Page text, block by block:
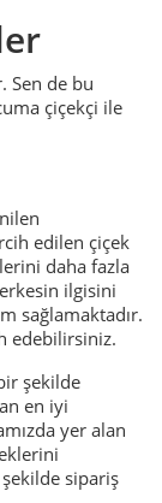
Sen de bu
çiçekçi ile
edilen çiçek
daha fazla
ilgisini
sağlamaktadır.
edebilirsiniz.
şekilde
en iyi
yer alan
sipariş